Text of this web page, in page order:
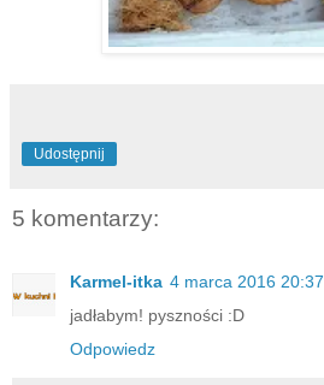
Udostępnij
5 komentarzy:
Karmel-itka 4 marca 2016 20:37
jadłabym! pyszności :D
Odpowiedz